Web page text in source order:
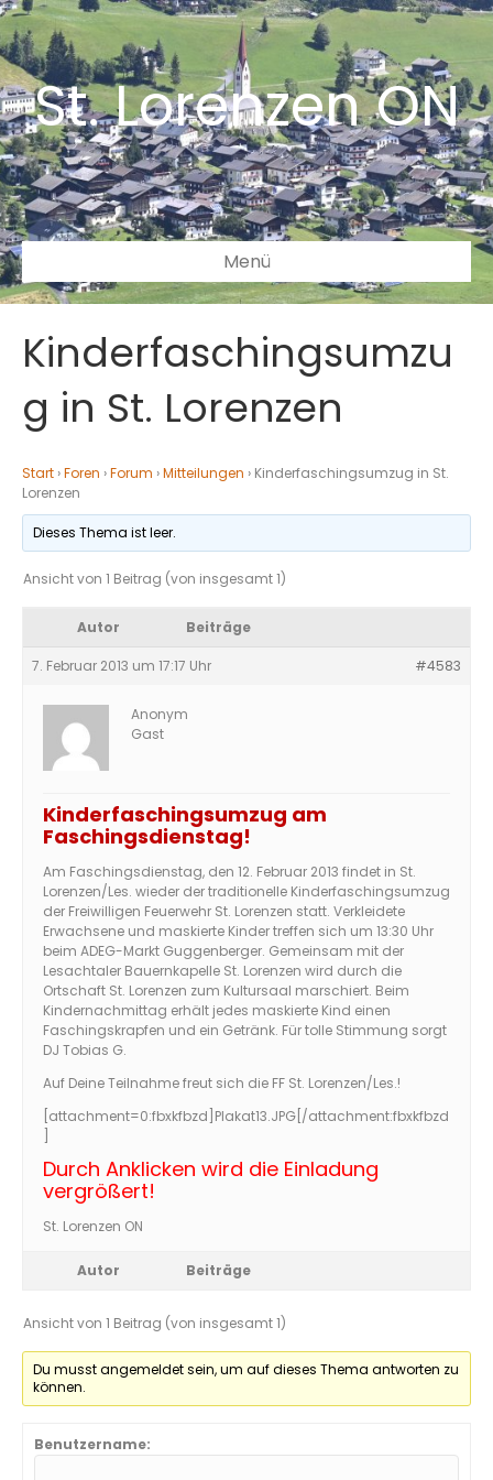
St. Lorenzen ON
Menü
Kinderfaschingsumzu
g in St. Lorenzen
Start ›Foren ›Forum ›Mitteilungen › Kinderfaschingsumzug in St.
Lorenzen
Dieses Thema ist leer.
Ansicht von 1 Beitrag (von insgesamt 1)
Autor Beiträge
7. Februar 2013 um 17:17 Uhr #4583
Anonym
Gast
Kinderfaschingsumzug am
Faschingsdienstag!
Am Faschingsdienstag, den 12. Februar 2013 findet in St.
Lorenzen/Les. wieder der traditionelle Kinderfaschingsumzug
der Freiwilligen Feuerwehr St. Lorenzen statt. Verkleidete
Erwachsene und maskierte Kinder treffen sich um 13:30 Uhr
beim ADEG-Markt Guggenberger. Gemeinsam mit der
Lesachtaler Bauernkapelle St. Lorenzen wird durch die
Ortschaft St. Lorenzen zum Kultursaal marschiert. Beim
Kindernachmittag erhält jedes maskierte Kind einen
Faschingskrapfen und ein Getränk. Für tolle Stimmung sorgt
DJ Tobias G.
Auf Deine Teilnahme freut sich die FF St. Lorenzen/Les.!
[attachment=0:fbxkfbzd] Plakat13.JPG [/attachment:fbxkfbzd
Durch Anklicken wird die Einladung
vergrößert!
St. Lorenzen ON
Autor Beiträge
Ansicht von 1 Beitrag (von insgesamt 1)
Du musst angemeldet sein, um auf dieses Thema antworten zu
können.
Benutzername: